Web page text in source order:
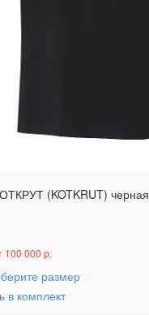
(KOTKRUT) черная
100 000 р.
размер
в комплект